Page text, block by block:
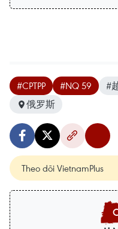
#CPTPP #NQ 59 #
俄罗斯
Theo dõi VietnamPlus